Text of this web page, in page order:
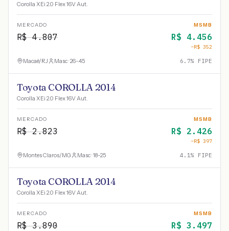
Corolla XEi 2.0 Flex 16V Aut.
MERCADO
R$4.807
MSMB
R$ 4.456
−R$ 352
Macaé/RJ Masc · 26-45 6.7% FIPE
Toyota COROLLA 2014
Corolla XEi 2.0 Flex 16V Aut.
MERCADO
R$2.823
MSMB
R$ 2.426
−R$ 397
Montes Claros/MG Masc · 18-25 4.1% FIPE
Toyota COROLLA 2014
Corolla XEi 2.0 Flex 16V Aut.
MERCADO
R$3.890
MSMB
R$ 3.497